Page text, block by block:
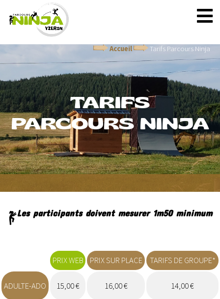
Accueil Tarifs Parcours Ninja
TARIFS
PARCOURS NINJA
Les participants doivent mesurer 1m50 minimum
PRIX WEB PRIX SUR PLACE TARIFS DE GROUPE*
ADULTE-ADO 15,00 € 16,00 € 14,00 €